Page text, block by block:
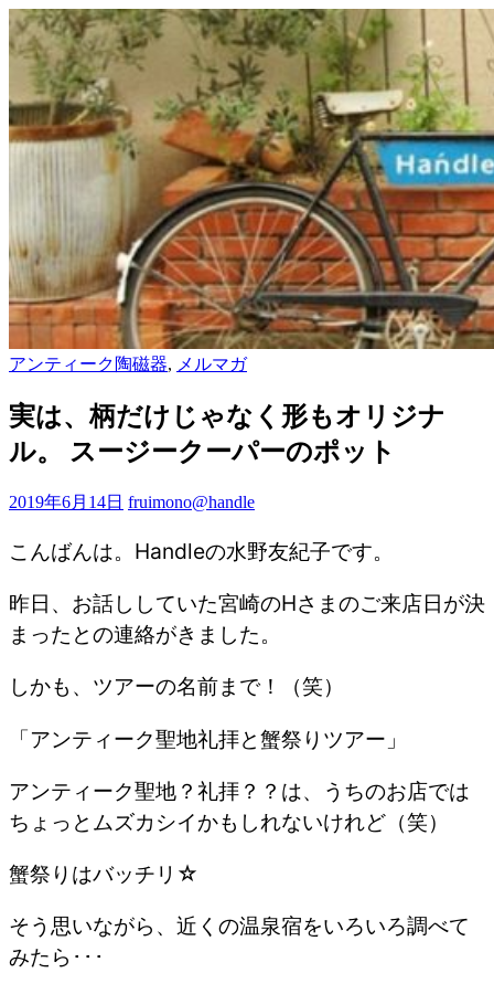
アンティーク陶磁器, メルマガ
実は、柄だけじゃなく形もオリジナ
ル。 スージークーパーのポット
2019年6月14日 fruimono@handle
こんばんは。Handleの水野友紀子です。
昨日、お話ししていた宮崎のHさまのご来店日が決
まったとの連絡がきました。
しかも、ツアーの名前まで！（笑）
「アンティーク聖地礼拝と蟹祭りツアー」
アンティーク聖地？礼拝？？は、うちのお店では
ちょっとムズカシイかもしれないけれど（笑）
蟹祭りはバッチリ☆
そう思いながら、近くの温泉宿をいろいろ調べて
みたら･･･